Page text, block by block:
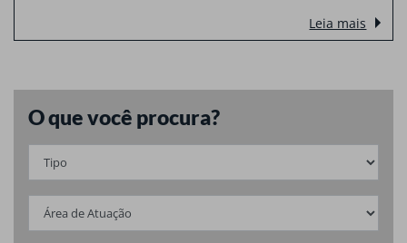
Leia mais
O que você procura?